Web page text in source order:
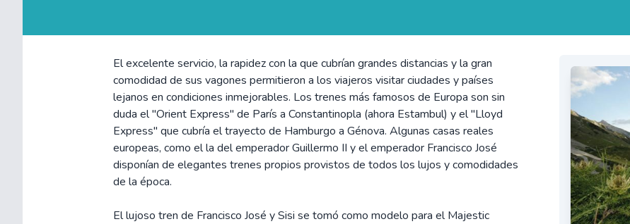
El excelente servicio, la rapidez con la que cubrían grandes distancias y la gran
comodidad de sus vagones permitieron a los viajeros visitar ciudades y países
lejanos en condiciones inmejorables. Los trenes más famosos de Europa son sin
duda el "Orient Express" de París a Constantinopla (ahora Estambul) y el "Lloyd
Express" que cubría el trayecto de Hamburgo a Génova. Algunas casas reales
europeas, como el la del emperador Guillermo II y el emperador Francisco José
disponían de elegantes trenes propios provistos de todos los lujos y comodidades
de la época.
El lujoso tren de Francisco José y Sisi se tomó como modelo para el Majestic